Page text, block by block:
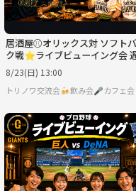
居酒屋⚾️オリックス対 ソフト
ク戦⭐ライブビューイング会
OK・お気軽1人参加✨みずほ
yドーム✨
8/23(日) 13:00
トリノワ交流会🍻飲み会🎤カフェ会